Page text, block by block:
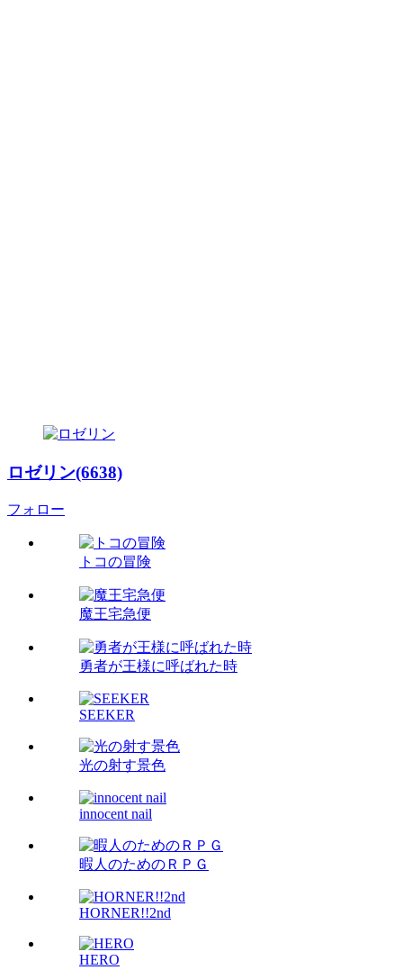
ロゼリン(6638)
フォロー
トコの冒険
魔王宅急便
勇者が王様に呼ばれた時
SEEKER
光の射す景色
innocent nail
暇人のためのＲＰＧ
HORNER!!2nd
HERO